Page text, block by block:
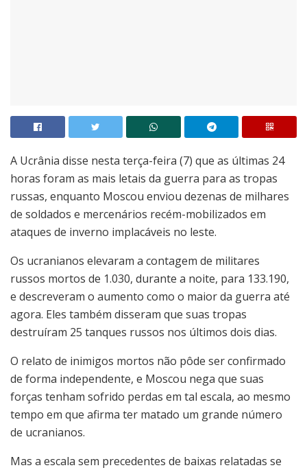
A Ucrânia disse nesta terça-feira (7) que as últimas 24
horas foram as mais letais da guerra para as tropas
russas, enquanto Moscou enviou dezenas de milhares
de soldados e mercenários recém-mobilizados em
ataques de inverno implacáveis no leste.
Os ucranianos elevaram a contagem de militares
russos mortos de 1.030, durante a noite, para 133.190,
e descreveram o aumento como o maior da guerra até
agora. Eles também disseram que suas tropas
destruíram 25 tanques russos nos últimos dois dias.
O relato de inimigos mortos não pôde ser confirmado
de forma independente, e Moscou nega que suas
forças tenham sofrido perdas em tal escala, ao mesmo
tempo em que afirma ter matado um grande número
de ucranianos.
Mas a escala sem precedentes de baixas relatadas se